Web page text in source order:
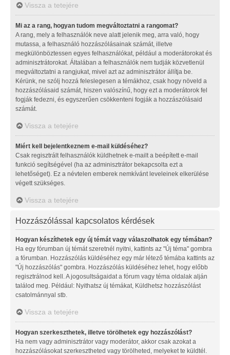
Vissza a tetejére
Mi az a rang, hogyan tudom megváltoztatni a rangomat?
A rang, mely a felhasználók neve alatt jelenik meg, arra való, hogy
mutassa, a felhasználó hozzászólásainak számát, illetve
megkülönböztessen egyes felhasználókat, például a moderátorokat és
adminisztrátorokat. Általában a felhasználók nem tudják közvetlenül
megváltoztatni a rangjukat, mivel azt az adminisztrátor állítja be.
Kérünk, ne szólj hozzá feleslegesen a témákhoz, csak hogy növeld a
hozzászólásaid számát, hiszen valószínű, hogy ezt a moderátorok fel
fogják fedezni, és egyszerűen csökkenteni fogják a hozzászólásaid
számát.
Vissza a tetejére
Miért kell bejelentkeznem e-mail küldéséhez?
Csak regisztrált felhasználók küldhetnek e-mailt a beépített e-mail
funkció segítségével (ha az adminisztrátor bekapcsolta ezt a
lehetőséget). Ez a névtelen emberek nemkívánt leveleinek elkerülése
végett szükséges.
Vissza a tetejére
Hozzászólással kapcsolatos kérdések
Hogyan készíthetek egy új témát vagy válaszolhatok egy témában?
Ha egy fórumban új témát szeretnél nyitni, kattints az "Új téma" gombra
a fórumban. Hozzászólás küldéséhez egy már létező témába kattints az
"Új hozzászólás" gombra. Hozzászólás küldéséhez lehet, hogy előbb
regisztrálnod kell. A jogosultságaidat a fórum vagy téma oldalak alján
találod meg. Például: Nyithatsz új témákat, Küldhetsz hozzászólást
csatolmánnyal stb.
Vissza a tetejére
Hogyan szerkeszthetek, illetve törölhetek egy hozzászólást?
Ha nem vagy adminisztrátor vagy moderátor, akkor csak azokat a
hozzászólásokat szerkesztheted vagy törölheted, melyeket te küldtél.